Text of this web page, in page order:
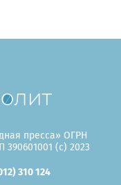
пресса» ОГРН
390601001 (c) 2023
310 124